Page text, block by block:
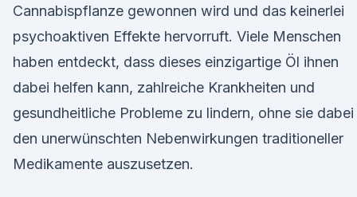
Cannabispflanze gewonnen wird und das keinerlei
psychoaktiven Effekte hervorruft. Viele Menschen
haben entdeckt, dass dieses einzigartige Öl ihnen
dabei helfen kann, zahlreiche Krankheiten und
gesundheitliche Probleme zu lindern, ohne sie dabei
den unerwünschten Nebenwirkungen traditioneller
Medikamente auszusetzen.